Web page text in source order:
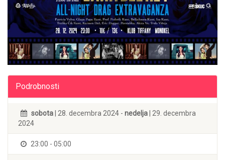
Podrobnosti
sobota | 28. decembra 2024 - nedelja | 29. decembra
2024
23:00 - 05:00